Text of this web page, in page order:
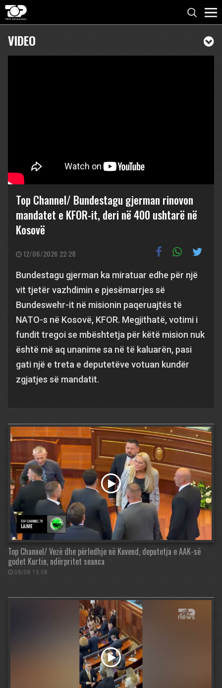
VIDEO
Top Channel/ Bundestagu gjerman rinovon
mandatet e KFOR-it, deri në 400 ushtarë në
Kosovë
12/06/2026 22:28
Bundestagu gjerman ka miratuar edhe për një
vit tjetër vazhdimin e pjesëmarrjes së
Bundeswehr-it në misionin paqeruajtës të
NATO-s në Kosovë, KFOR. Megjithatë, votimi i
fundit tregoi se mbështetja për këtë mision nuk
është më aq unanime sa në të kaluarën, pasi
gati një e treta e deputetëve votuan kundër
zgjatjes së mandatit.
Top Channel/ Vezë dhe përledhje në Kuvend, deputetja e AAK-së
godet Kurtin, ndërpritet seanca
08/08 15:08